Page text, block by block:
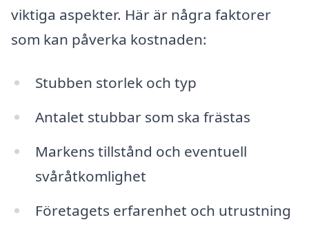
viktiga aspekter. Här är några faktorer
som kan påverka kostnaden:
Stubben storlek och typ
Antalet stubbar som ska frästas
Markens tillstånd och eventuell
svåråtkomlighet
Företagets erfarenhet och utrustning